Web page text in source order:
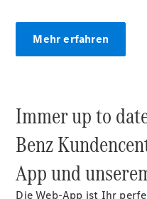
GLA
EQS SUV
G-
Mehr erfahren
Immer up to
Benz
App und
Die Web-App ist Ihr